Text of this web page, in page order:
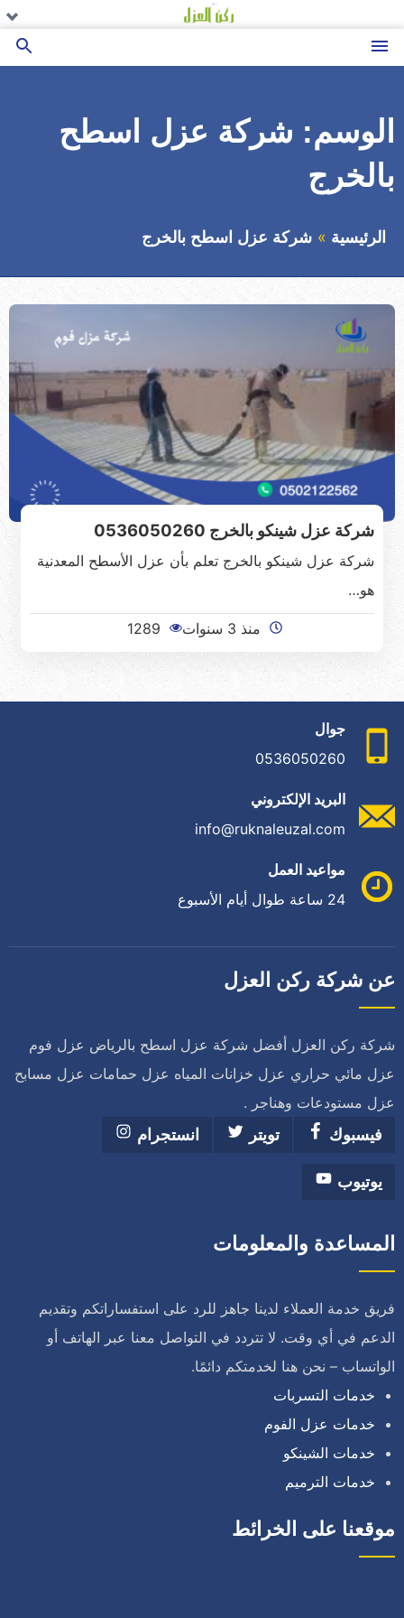
إلى
القائمة
بحث
الوسم: شركة عزل اسطح
بالخرج
الرئيسية شركة عزل اسطح بالخرج
شركة عزل شينكو بالخرج 0536050260
شركة عزل شينكو بالخرج تعلم بأن عزل الأسطح المعدنية
هو…
منذ 3 سنوات 1289
جوال
0536050260
البريد الإلكتروني
info@ruknaleuzal.com
مواعيد العمل
24 ساعة طوال أيام الأسبوع
عن شركة ركن العزل
شركة ركن العزل أفضل شركة عزل اسطح بالرياض عزل فوم
عزل مائي حراري عزل خزانات المياه عزل حمامات عزل مسابح
عزل مستودعات وهناجر .
فيسبوك
تويتر انستجرام
يوتيوب
المساعدة والمعلومات
فريق خدمة العملاء لدينا جاهز للرد على استفساراتكم وتقديم
الدعم في أي وقت. لا تتردد في التواصل معنا عبر الهاتف أو
الواتساب – نحن هنا لخدمتكم دائمًا.
خدمات التسربات
خدمات عزل الفوم
خدمات الشينكو
خدمات الترميم
موقعنا على الخرائط